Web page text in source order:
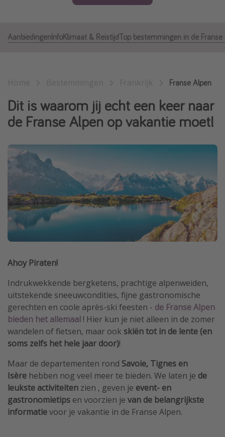
Vroegboeker
Zonvakanties
Rondreizen
Meer onderwerpen
Reisblog
Reiskalender
25 beste pretparken
Beste keukens ter wereld
Center Parcs
Strandvakantie in Italië
Strandvakantie in Nederland
All inclusive vakantie in Griekenland
AanbiedingenInfoKlimaat & ReistijdTop bestemmingen in de Franse
Franse Alpen
Dit is waarom jij echt een keer naar
de Franse Alpen op vakantie moet!
Ahoy Piraten!
Indrukwekkende bergketens, prachtige alpenweiden,
uitstekende sneeuwcondities, fijne gastronomische
gerechten en coole après-ski feesten - de Franse Alpen
bieden het allemaal ! Hier kun je niet alleen in de zomer
wandelen of fietsen, maar ook skiën tot in de lente (en
soms zelfs het hele jaar door)!
Maar de departementen rond Savoie, Tignes en
Isère hebben nog veel meer te bieden. We laten je de
leukste activiteiten zien , geven je event- en
gastronomietips en voorzien je van de belangrijkste
informatievoor je vakantie in de Franse Alpen.